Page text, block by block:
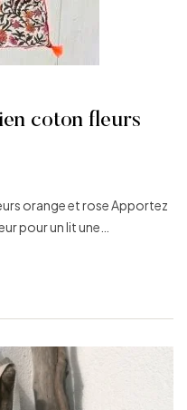
orange et rose Apportez
pour un lit une…